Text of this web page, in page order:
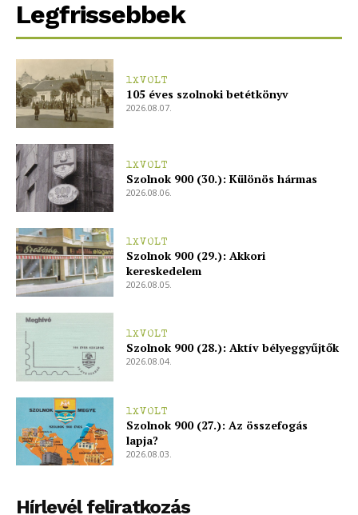
Legfrissebbek
1XVOLT
105 éves szolnoki betétkönyv
2026.08.07.
1XVOLT
Szolnok 900 (30.): Különös hármas
2026.08.06.
1XVOLT
Szolnok 900 (29.): Akkori
kereskedelem
2026.08.05.
1XVOLT
Szolnok 900 (28.): Aktív bélyeggyűjtők
2026.08.04.
1XVOLT
Szolnok 900 (27.): Az összefogás
lapja?
2026.08.03.
Hírlevél feliratkozás